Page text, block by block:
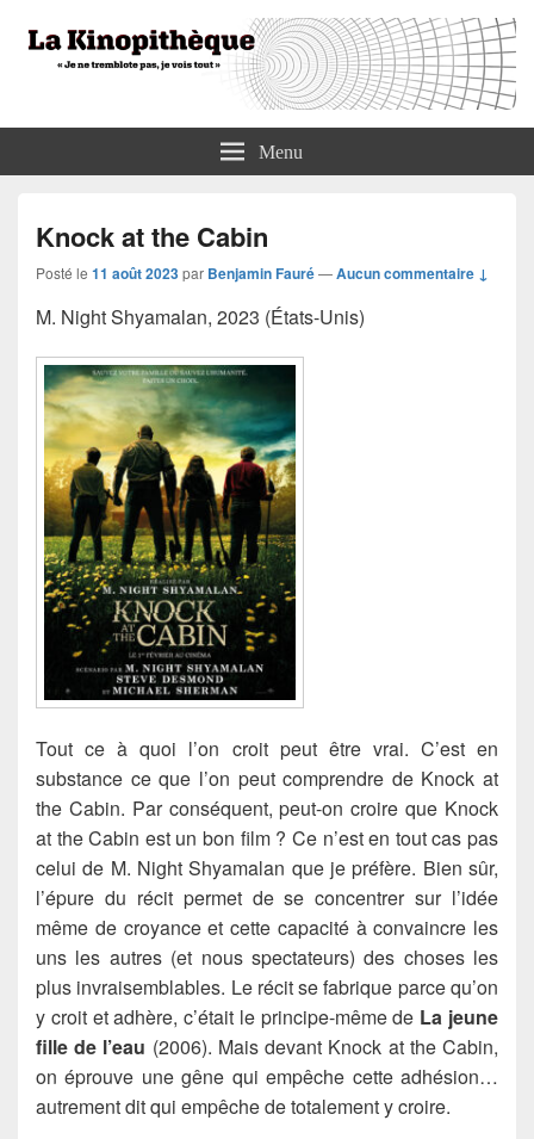
La KinopithèqueMenu
Knock at the Cabin
Posté le 11 août 2023par Benjamin Fauré—Aucun commentaire ↓
M. Night Shyamalan, 2023 (États-Unis)
Tout ce à quoi l’on croit peut être vrai. C’est en
substance ce que l’on peut comprendre de Knock at
the Cabin. Par conséquent, peut-on croire que Knock
at the Cabin est un bon film ? Ce n’est en tout cas pas
celui de M. Night Shyamalan que je préfère. Bien sûr,
l’épure du récit permet de se concentrer sur l’idée
même de croyance et cette capacité à convaincre les
uns les autres (et nous spectateurs) des choses les
plus invraisemblables. Le récit se fabrique parce qu’on
y croit et adhère, c’était le principe-même de La jeune
fille de l’eau (2006). Mais devant Knock at the Cabin,
on éprouve une gêne qui empêche cette adhésion…
autrement dit qui empêche de totalement y croire.